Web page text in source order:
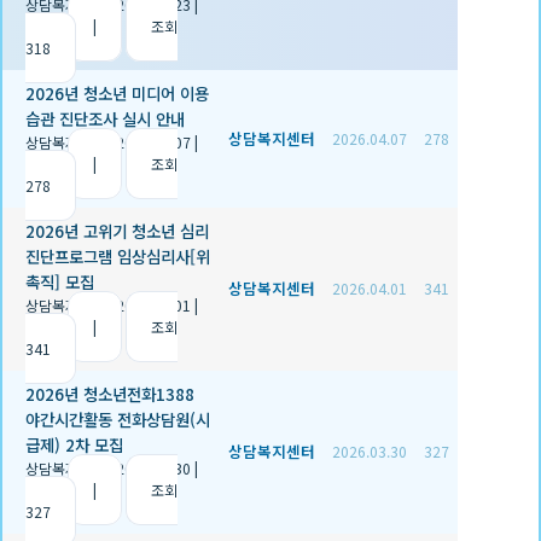
상담복지센터 2026.03.23
|
조회
318
2026년 청소년 미디어 이용
습관 진단조사 실시 안내
상담복지센터 2026.04.07|
|
조회
278
상담복지센터 2026.04.07 278
2026년 고위기 청소년 심리
진단프로그램 임상심리사[위
촉직] 모집
상담복지센터 2026.04.01 |
|
조회
341
상담복지센터 2026.04.01 341
2026년 청소년전화1388
야간시간활동 전화상담원(시
급제) 2차 모집
상담복지센터 2026.03.30 |
|
조회
327
상담복지센터 2026.03.30 327